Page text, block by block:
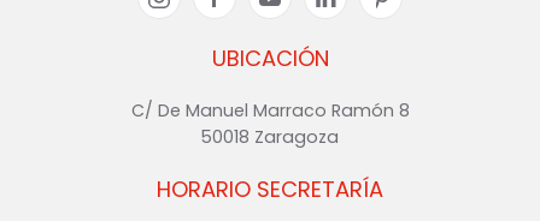
UBICACIÓN
C/ De Manuel Marraco Ramón 8
50018 Zaragoza
HORARIO SECRETARÍA